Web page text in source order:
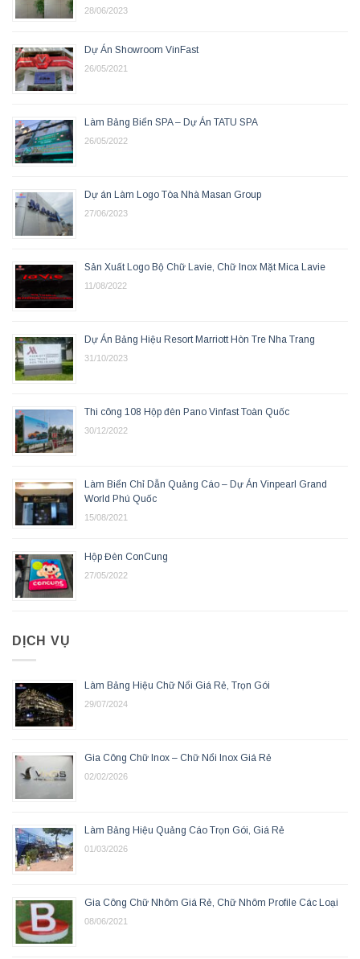
28/06/2023
Dự Án Showroom VinFast
26/05/2021
Làm Bảng Biển SPA – Dự Án TATU SPA
26/05/2022
Dự án Làm Logo Tòa Nhà Masan Group
27/06/2023
Sản Xuất Logo Bộ Chữ Lavie, Chữ Inox Mặt Mica Lavie
11/08/2022
Dự Án Bảng Hiệu Resort Marriott Hòn Tre Nha Trang
31/10/2023
Thi công 108 Hộp đèn Pano Vinfast Toàn Quốc
30/12/2022
Làm Biển Chỉ Dẫn Quảng Cáo – Dự Án Vinpearl Grand
World Phú Quốc
15/08/2021
Hộp Đèn ConCung
27/05/2022
DỊCH VỤ
Làm Bảng Hiệu Chữ Nổi Giá Rẻ, Trọn Gói
29/07/2024
Gia Công Chữ Inox – Chữ Nổi Inox Giá Rẻ
02/02/2026
Làm Bảng Hiệu Quảng Cáo Trọn Gói, Giá Rẻ
01/03/2026
Gia Công Chữ Nhôm Giá Rẻ, Chữ Nhôm Profile Các Loại
08/06/2021